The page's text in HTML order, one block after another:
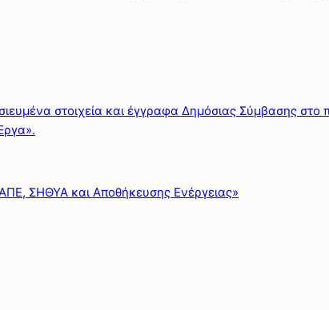
στοιχεία και έγγραφα Δημόσιας Σύμβασης στο
ΣΗΘΥΑ και Αποθήκευσης Ενέργειας»